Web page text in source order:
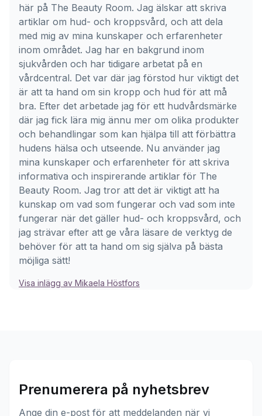
här på The Beauty Room. Jag älskar att skriva
artiklar om hud- och kroppsvård, och att dela
med mig av mina kunskaper och erfarenheter
inom området. Jag har en bakgrund inom
sjukvården och har tidigare arbetat på en
vårdcentral. Det var där jag förstod hur viktigt det
är att ta hand om sin kropp och hud för att må
bra. Efter det arbetade jag för ett hudvårdsmärke
där jag fick lära mig ännu mer om olika produkter
och behandlingar som kan hjälpa till att förbättra
hudens hälsa och utseende. Nu använder jag
mina kunskaper och erfarenheter för att skriva
informativa och inspirerande artiklar för The
Beauty Room. Jag tror att det är viktigt att ha
kunskap om vad som fungerar och vad som inte
fungerar när det gäller hud- och kroppsvård, och
jag strävar efter att ge våra läsare de verktyg de
behöver för att ta hand om sig själva på bästa
möjliga sätt!
Visa inlägg av Mikaela Höstfors
Prenumerera på nyhetsbrev
Ange din e-post för att meddelanden när vi